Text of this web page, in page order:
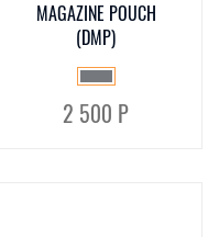
MAGAZINE POUCH
(DMP)
2 500 Р